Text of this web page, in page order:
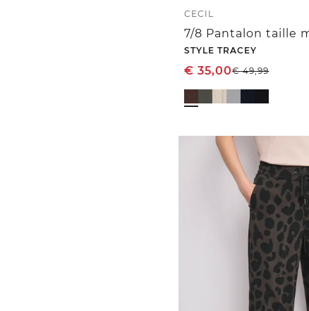
CECIL
STYLE TRACEY
€ 35,00€49,99